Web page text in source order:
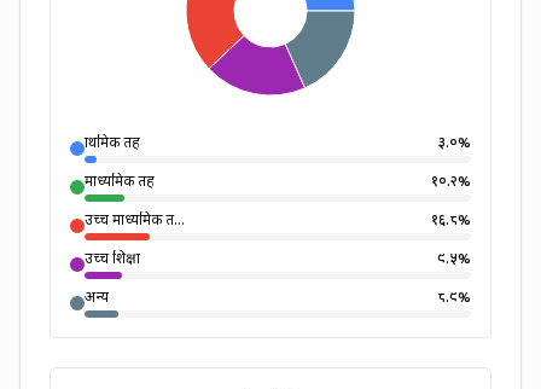
प्राथमिक तह ३.०%
माध्यमिक तह
१०.२%
उच्च माध्यमिक त...
१६.८%
उच्च शिक्षा
९.५%
अन्य
८.९%